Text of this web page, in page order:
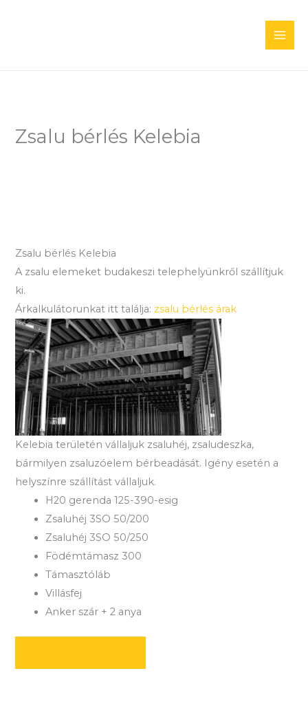
Zsalu bérlés Kelebia
Zsalu bérlés Kelebia
A zsalu elemeket budakeszi telephelyünkről szállítjuk
ki.
Árkalkulátorunkat itt találja: zsalu bérlés árak
Kelebia területén vállaljuk zsaluhéj, zsaludeszka,
bármilyen zsaluzóelem bérbeadását. Igény esetén a
helyszínre szállítást vállaljuk.
H20 gerenda 125-390-esig
Zsaluhéj 3SO 50/200
Zsaluhéj 3SO 50/250
Födémtámasz 300
Támasztóláb
Villásfej
Anker szár + 2 anya